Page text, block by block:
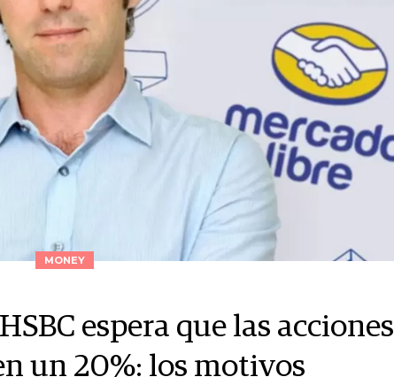
MONEY
espera que las acciones
un 20%: los motivos